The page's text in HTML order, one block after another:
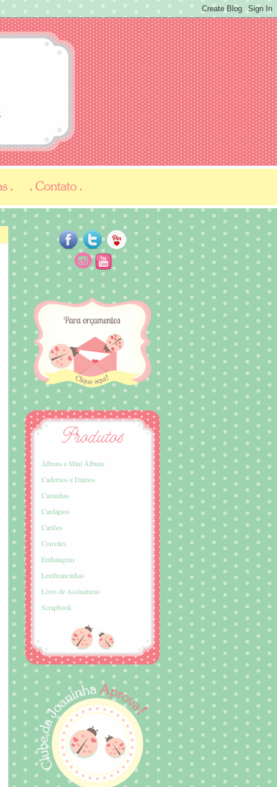
Álbuns e Mini Álbuns
Cadernos e Diários
Caixinhas
Cardápios
Cartões
Convites
Embalagens
Lembrancinhas
Livro de Assinaturas
Scrapbook